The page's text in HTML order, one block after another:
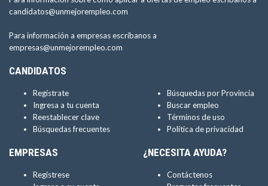
candidatos@unmejorempleo.com
Para información a empresas escríbanos a
empresas@unmejorempleo.com
CANDIDATOS
Regístrate
Ingresa a tu cuenta
Reestablecer clave
Búsquedas frecuentes
Búsquedas por Provincia
Buscar empleo
Términos de uso
Política de privacidad
EMPRESAS
Regístrese
¿NECESITA AYUDA?
Contáctenos